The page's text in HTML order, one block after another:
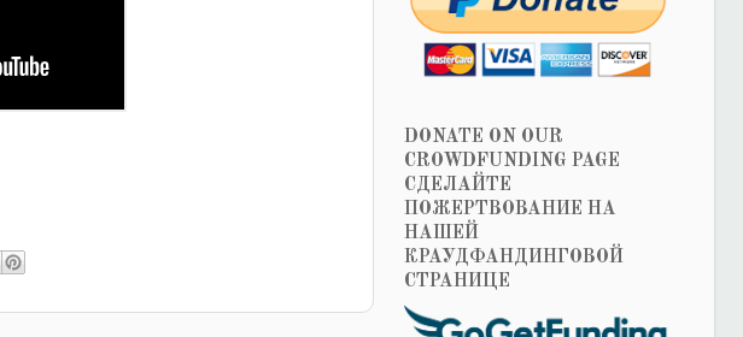
DONATE ON OUR
CROWDFUNDING PAGE
СДЕЛАЙТЕ
ПОЖЕРТВОВАНИЕ НА
НАШЕЙ
КРАУДФАНДИНГОВОЙ
СТРАНИЦЕ